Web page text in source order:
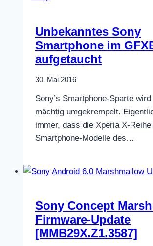
Unbekanntes Sony
Smartphone im
aufgetaucht
30. Mai 2016
Sony’s Smartphone-Sparte
mächtig umgekrempelt.
immer, dass die Xperia X-
Smartphone-Modelle des…
Sony Concept
Firmware-Update
[MMB29X.Z1.3587]